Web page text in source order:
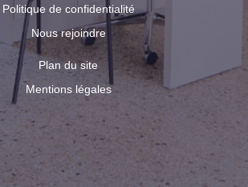
Politique de confidentialité
Nous rejoindre
Plan du site
Mentions légales